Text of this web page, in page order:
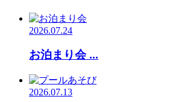
2026.07.24
お泊まり会 ...
2026.07.13